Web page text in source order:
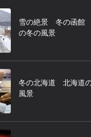
雪の絶景 冬の函館
の冬の風景
冬の北海道 北海道
風景